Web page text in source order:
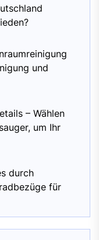
und
– Wählen
um Ihr
durch
für